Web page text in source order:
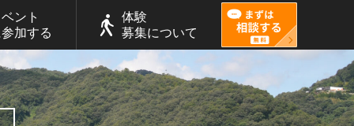
ント
加する
体験
募集について